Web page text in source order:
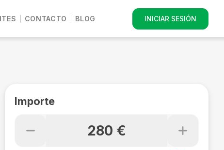
CONTACTO BLOG INICIAR SESIÓN
Importe
280 €